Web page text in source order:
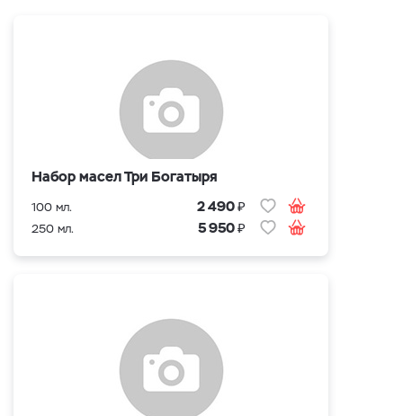
Набор масел Три Богатыря
100 мл. 2 490₽
250 мл. 5 950₽